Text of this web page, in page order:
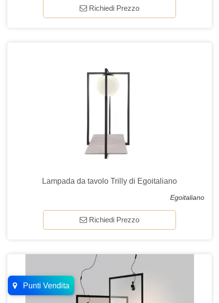
Richiedi Prezzo
Lampada da tavolo Trilly di Egoitaliano
Egoitaliano
Richiedi Prezzo
Punti Vendita